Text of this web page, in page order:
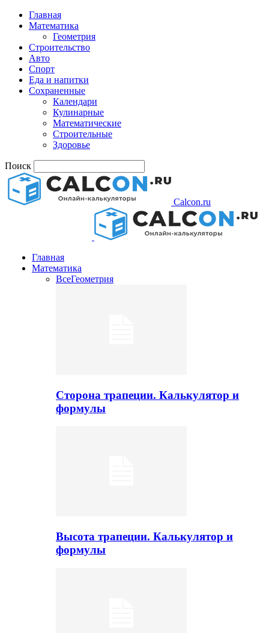
Главная
Математика
Геометрия
Строительство
Авто
Спорт
Еда и напитки
Сохраненные
Календари
Кулинарные
Математические
Строительные
Здоровье
Поиск
Calcon.ru
Главная
Математика
ВсеГеометрия
Сторона трапеции. Калькулятор и
формулы
Высота трапеции. Калькулятор и
формулы